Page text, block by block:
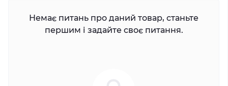
Немає питань про даний товар, станьте
першим і задайте своє питання.